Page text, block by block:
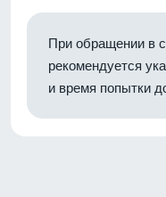
При обращении в
рекомендуется
и время попытки